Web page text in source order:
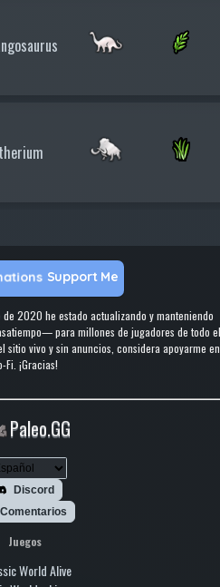
de 2020 he estado actualizando y manteniendo
para millones de jugadores de todo el
sitio vivo y sin anuncios, considera apoyarme en
Fi. ¡Gracias!
Support Me
Paleo.GG
Discord
Comentarios
Juegos
World Alive